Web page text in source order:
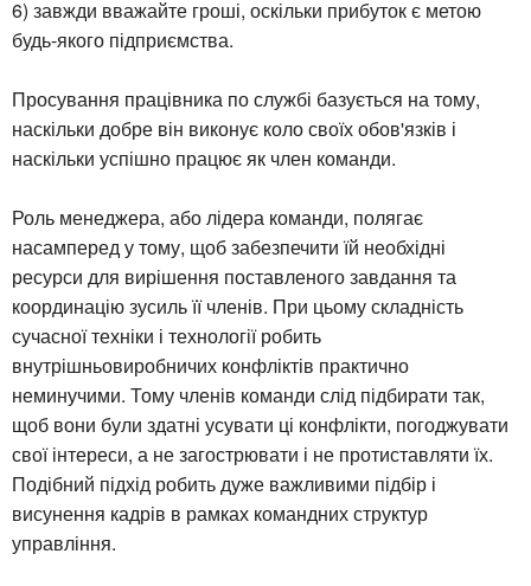
6) завжди вважайте гроші, оскільки прибуток є метою
будь-якого підприємства.
Просування працівника по службі базується на тому,
наскільки добре він виконує коло своїх обов'язків і
наскільки успішно працює як член команди.
Роль менеджера, або лідера команди, полягає
насамперед у тому, щоб забезпечити їй необхідні
ресурси для вирішення поставленого завдання та
координацію зусиль її членів. При цьому складність
сучасної техніки і технології робить
внутрішньовиробничих конфліктів практично
неминучими. Тому членів команди слід підбирати так,
щоб вони були здатні усувати ці конфлікти, погоджувати
свої інтереси, а не загострювати і не протиставляти їх.
Подібний підхід робить дуже важливими підбір і
висунення кадрів в рамках командних структур
управління.